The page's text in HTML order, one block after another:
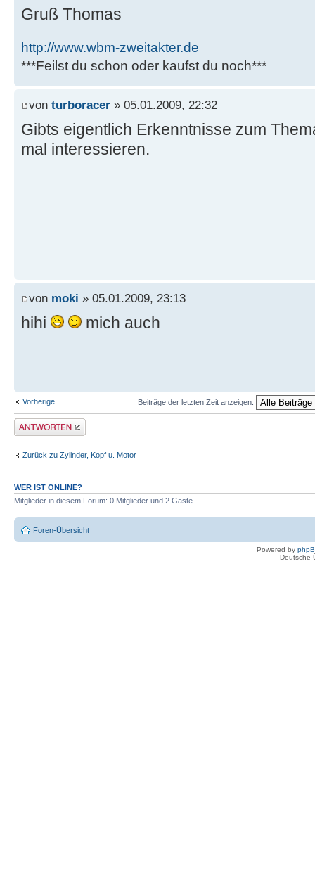
Gruß Thomas
http://www.wbm-zweitakter.de
***Feilst du schon oder kaufst du noch***
von turboracer » 05.01.2009, 22:32
Gibts eigentlich Erkenntnisse zum
mal interessieren.
von moki » 05.01.2009, 23:13
hihi mich auch
Vorherige Beiträge der letzten Zeit anzeigen:
Antwort erstellen
Zurück zu Zylinder, Kopf u. Motor
WER IST ONLINE?
Mitglieder in diesem Forum: 0 Mitglieder und 2 Gäste
Foren-Übersicht
Powered by
Deutsche